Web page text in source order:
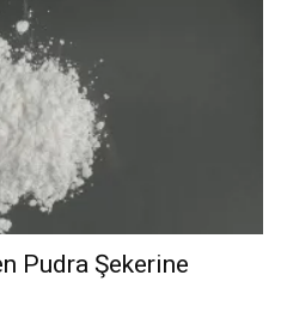
Pudra Şekerine